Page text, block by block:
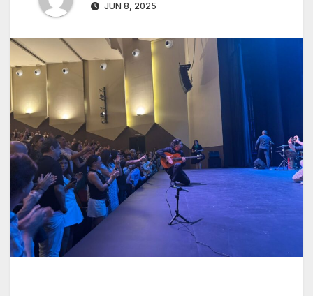
JUN 8, 2025